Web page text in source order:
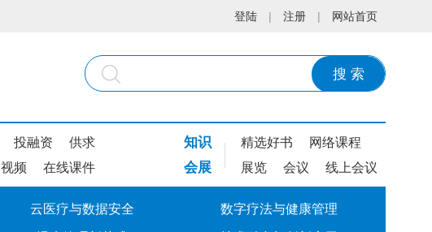
登陆 | 注册 | 网站首页
搜 索
投融资 供求
视频 在线课件
知识 精选好书 网络课程
会展 展览 会议 线上会议
云医疗与数据安全 数字疗法与健康管理